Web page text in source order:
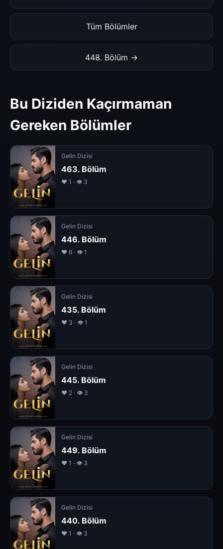
Tüm Bölümler
448. Bölüm →
Bu Diziden Kaçırmaman
Gereken Bölümler
Gelin Dizisi
463. Bölüm
❤️ 1 · 👁 3
Gelin Dizisi
446. Bölüm
❤️ 6 · 👁 1
Gelin Dizisi
435. Bölüm
❤️ 3 · 👁 1
Gelin Dizisi
445. Bölüm
❤️ 2 · 👁 3
Gelin Dizisi
449. Bölüm
❤️ 1 · 👁 3
Gelin Dizisi
440. Bölüm
❤️ 1 · 👁 3